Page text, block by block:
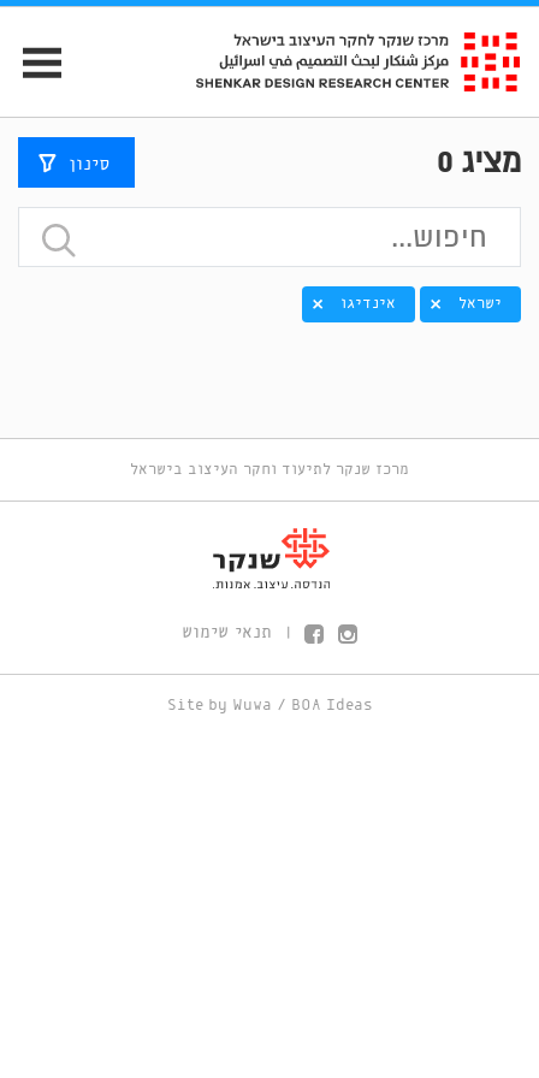
מציג 0 סינון
ישראל אינדיגו
מרכז שנקר לתיעוד וחקר העיצוב בישראל
תנאי שימוש
Site by Wuwa / BOA Ideas